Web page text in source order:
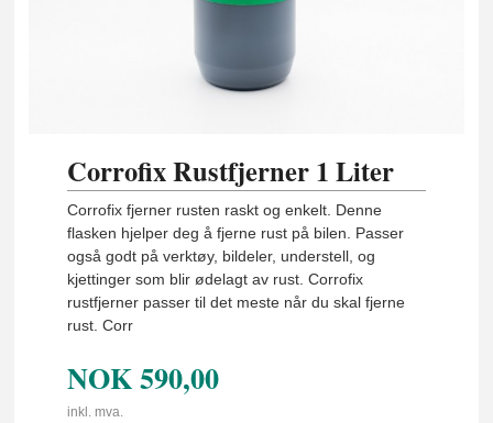
Corrofix Rustfjerner 1 Liter
Corrofix fjerner rusten raskt og enkelt. Denne
flasken hjelper deg å fjerne rust på bilen. Passer
også godt på verktøy, bildeler, understell, og
kjettinger som blir ødelagt av rust. Corrofix
rustfjerner passer til det meste når du skal fjerne
rust. Corr
NOK590,00
inkl. mva.